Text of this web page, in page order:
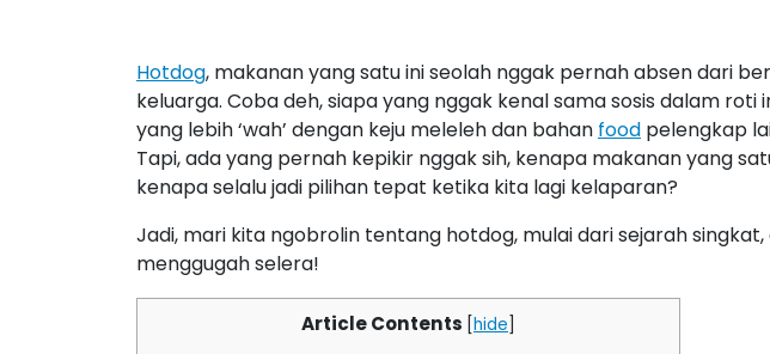
Hotdog, makanan yang satu ini seolah nggak pernah absen dari
keluarga. Coba deh, siapa yang nggak kenal sama sosis dalam
yang lebih ‘wah’ dengan keju meleleh dan bahan food pelengkap
Tapi, ada yang pernah kepikir nggak sih, kenapa makanan yang
kenapa selalu jadi pilihan tepat ketika kita lagi kelaparan?
Jadi, mari kita ngobrolin tentang hotdog, mulai dari sejarah
menggugah selera!
Article Contents [hide]